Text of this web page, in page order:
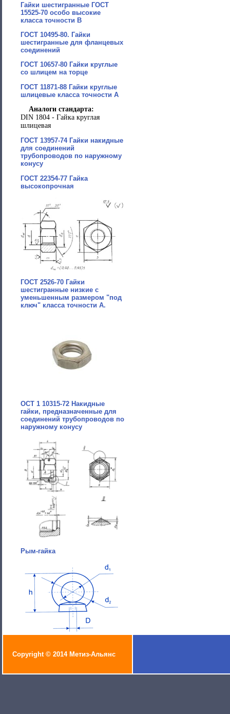
Гайки шестигранные ГОСТ
15525-70 особо высокие
класса точности В
ГОСТ 10495-80. Гайки
шестигранные для фланцевых
соединений
ГОСТ 10657-80 Гайки круглые
со шлицем на торце
ГОСТ 11871-88 Гайки круглые
шлицевые класса точности А
Аналоги стандарта:
DIN 1804 - Гайка круглая
шлицевая
ГОСТ 13957-74 Гайки накидные
для соединений
трубопроводов по наружному
конусу
ГОСТ 22354-77 Гайка
высокопрочная
ГОСТ 2526-70 Гайки
шестигранные низкие с
уменьшенным размером "под
ключ" класса точности A.
ОСТ 1 10315-72 Накидные
гайки, предназначенные для
соединений трубопроводов по
наружному конусу
Рым-гайка
Copyright © 2014 Метиз-Альянс